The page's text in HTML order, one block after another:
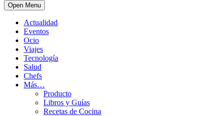
Open Menu
Actualidad
Eventos
Ocio
Viajes
Tecnología
Salud
Chefs
Más…
Producto
Libros y Guías
Recetas de Cocina